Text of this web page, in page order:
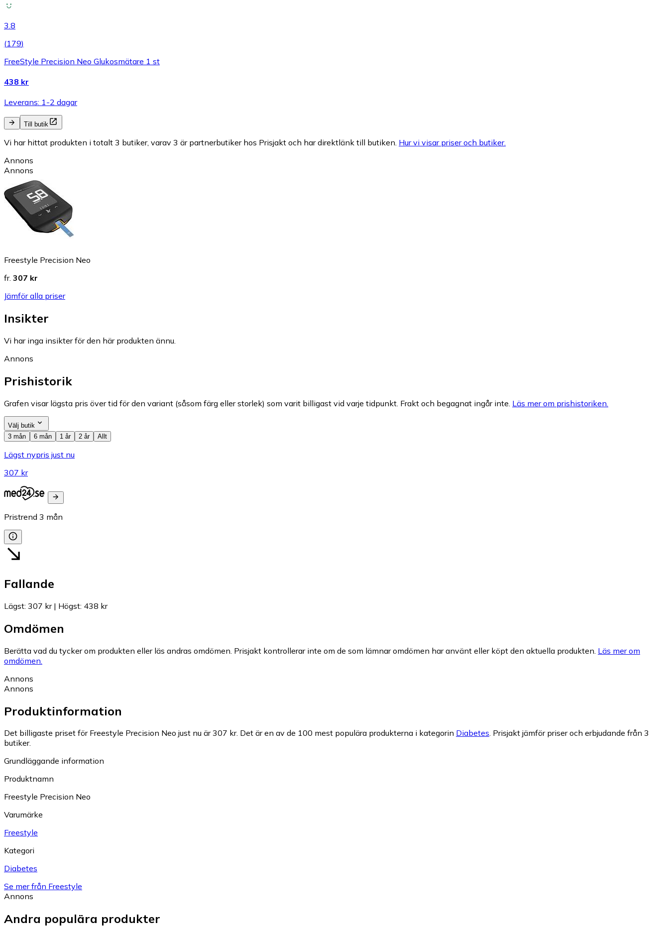
3.8
(179)
FreeStyle Precision Neo Glukosmätare 1 st
438 kr
Leverans: 1-2 dagar
Till butik
Vi har hittat produkten i totalt 3 butiker, varav 3 är partnerbutiker hos Prisjakt och har direktlänk till butiken. Hur vi visar priser och butiker.
Annons
Annons
Freestyle Precision Neo
fr. 307 kr
Jämför alla priser
Insikter
Vi har inga insikter för den här produkten ännu.
Annons
Prishistorik
Grafen visar lägsta pris över tid för den variant (såsom färg eller storlek) som varit billigast vid varje tidpunkt. Frakt och begagnat ingår inte. Läs mer om prishistoriken.
Välj butik
3 mån
6 mån 1 år 2 år Allt
Lägst nypris just nu
307 kr
Pristrend 3 mån
Fallande
Lägst: 307 kr| Högst: 438 kr
Omdömen
Berätta vad du tycker om produkten eller läs andras omdömen. Prisjakt kontrollerar inte om de som lämnar omdömen har använt eller köpt den aktuella produkten. Läs mer om
omdömen.
Annons
Annons
Produktinformation
Det billigaste priset för Freestyle Precision Neo just nu är 307 kr. Det är en av de 100 mest populära produkterna i kategorin Diabetes. Prisjakt jämför priser och erbjudande från 3
butiker.
Grundläggande information
Produktnamn
Freestyle Precision Neo
Varumärke
Freestyle
Kategori
Diabetes
Se mer från Freestyle
Annons
Andra populära produkter